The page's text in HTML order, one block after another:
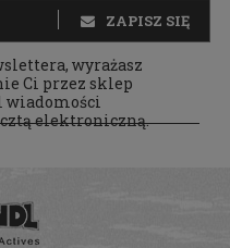
wyrażasz
Ci przez sklep
wiadomości
elektroniczną.
ZAPISZ SIĘ